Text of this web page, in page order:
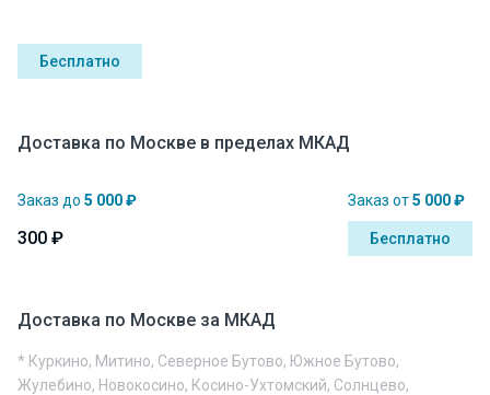
Бесплатно
Доставка по Москве в пределах МКАД
Заказ до 5 000 ₽
300 ₽
Заказ от5 000 ₽
Бесплатно
Доставка по Москве за МКАД
* Куркино, Митино, Северное Бутово, Южное Бутово,
Жулебино, Новокосино, Косино-Ухтомский, Солнцево,